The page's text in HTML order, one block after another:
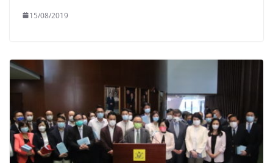
15/08/2019